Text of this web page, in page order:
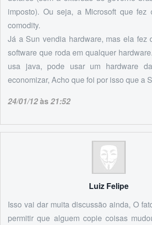
imposto). Ou seja, a Microsoft que fez
comodity.
Já a Sun vendia hardware, mas ela fez
software que roda em qualquer
usa java, pode usar um hardware
economizar, Acho que foi por isso que a
24/01/12às21:52
Luiz Felipe
Isso vai dar muita discussão ainda, O
permitir que alguem copie coisas